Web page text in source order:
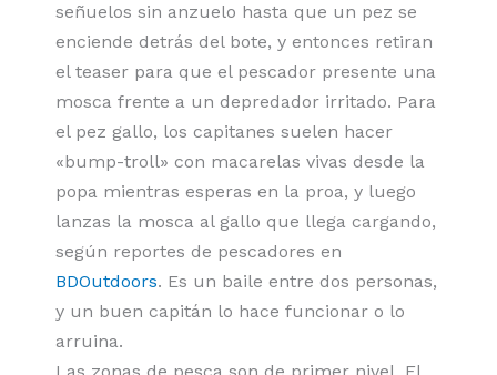
señuelos sin anzuelo hasta que un pez se
enciende detrás del bote, y entonces retiran
el teaser para que el pescador presente una
mosca frente a un depredador irritado. Para
el pez gallo, los capitanes suelen hacer
«bump-troll» con macarelas vivas desde la
popa mientras esperas en la proa, y luego
lanzas la mosca al gallo que llega cargando,
según reportes de pescadores en
BDOutdoors. Es un baile entre dos personas,
y un buen capitán lo hace funcionar o lo
arruina.